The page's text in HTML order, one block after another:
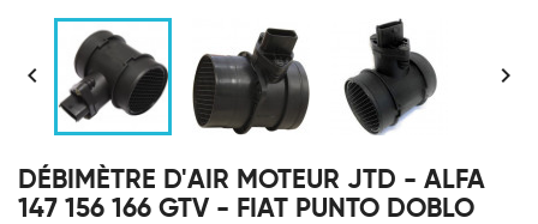
 
DÉBIMÈTRE D'AIR MOTEUR JTD - ALFA
147 156 166 GTV - FIAT PUNTO DOBLO